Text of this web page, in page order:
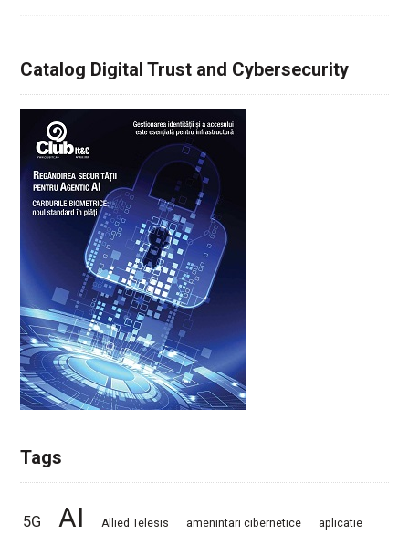
Catalog Digital Trust and Cybersecurity
Tags
5G AI Allied Telesis amenintari cibernetice aplicatie